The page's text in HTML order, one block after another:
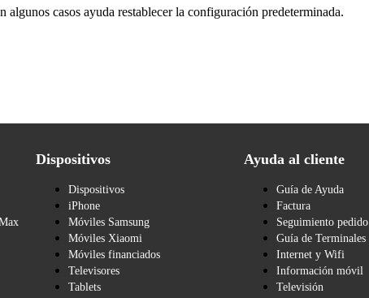
casos ayuda restablecer la configuración predeterminada.
Dispositivos
Dispositivos
iPhone
Móviles Samsung
Móviles Xiaomi
Móviles financiados
Televisores
Tablets
Ayuda al cliente
Guía de Ayuda
Factura
Seguimiento pedido
Guía de Terminales
Internet y Wifi
Información móvil
Televisión